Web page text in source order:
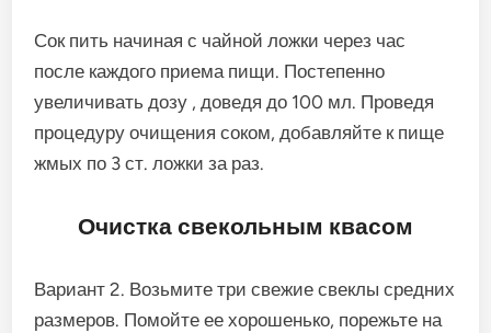
Сок пить начиная с чайной ложки через час
после каждого приема пищи. Постепенно
увеличивать дозу , доведя до 100 мл. Проведя
процедуру очищения соком, добавляйте к пище
жмых по 3 ст. ложки за раз.
Очистка свекольным квасом
Вариант 2. Возьмите три свежие свеклы средних
размеров. Помойте ее хорошенько, порежьте на